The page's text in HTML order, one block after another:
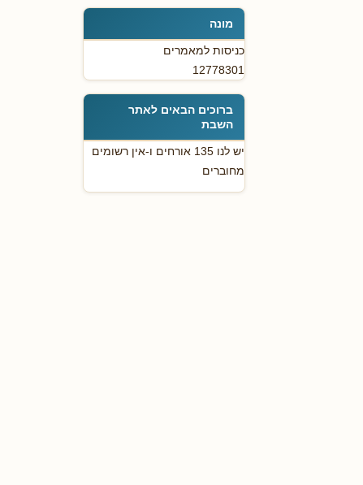
מונה
כניסות למאמרים
12778301
ברוכים הבאים לאתר
השבת
יש לנו 135 אורחים ו-אין רשומים
מחוברים